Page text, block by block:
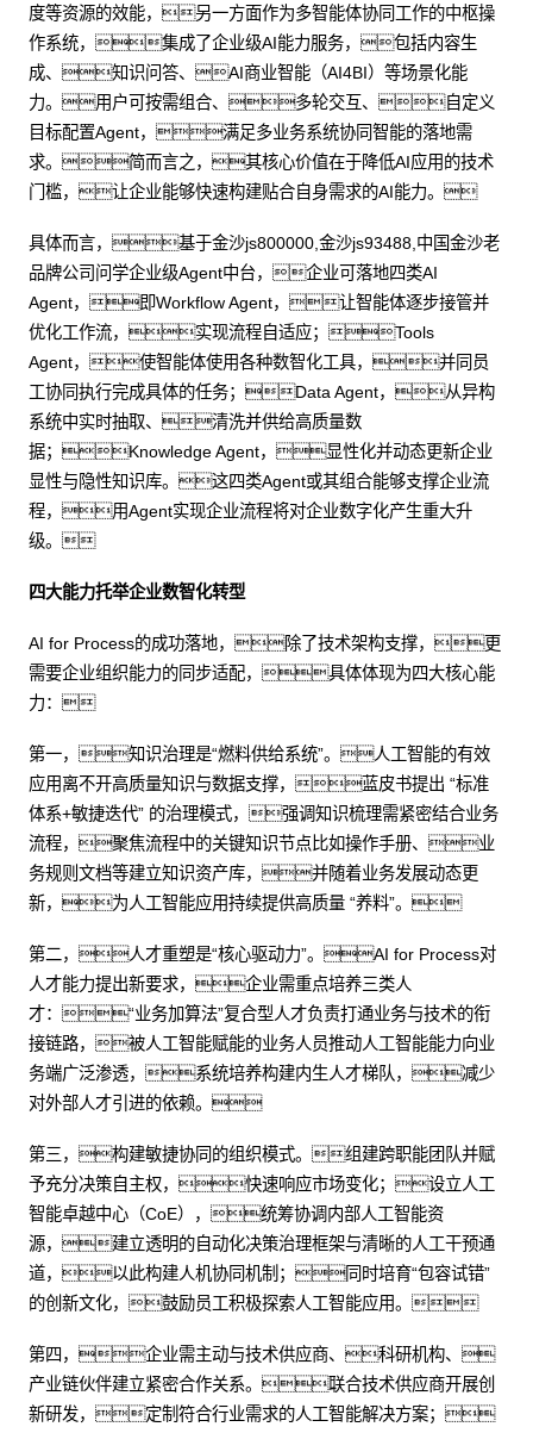
度等资源的效能，另一方面作为多智能体协同工作的中枢操
作系统，集成了企业级AI能力服务，包括内容生
成、知识问答、AI商业智能（AI4BI）等场景化能
力。用户可按需组合、多轮交互、自定义
目标配置Agent，满足多业务系统协同智能的落地需
求。简而言之，其核心价值在于降低AI应用的技术
门槛，让企业能够快速构建贴合自身需求的AI能力。
具体而言，基于金沙js800000,金沙js93488,中国金沙老
品牌公司问学企业级Agent中台，企业可落地四类AI
Agent，即Workflow Agent，让智能体逐步接管并
优化工作流，实现流程自适应；Tools
Agent，使智能体使用各种数智化工具，并同员
工协同执行完成具体的任务；Data Agent，从异构
系统中实时抽取、清洗并供给高质量数
据；Knowledge Agent，显性化并动态更新企业
显性与隐性知识库。这四类Agent或其组合能够支撑企业流
程，用Agent实现企业流程将对企业数字化产生重大升
级。
四大能力托举企业数智化转型
AI for Process的成功落地，除了技术架构支撑，更
需要企业组织能力的同步适配，具体体现为四大核心能
力：
第一，知识治理是“燃料供给系统”。人工智能的有效
应用离不开高质量知识与数据支撑，蓝皮书提出 “标准
体系+敏捷迭代” 的治理模式，强调知识梳理需紧密结合业务
流程，聚焦流程中的关键知识节点比如操作手册、业
务规则文档等建立知识资产库，并随着业务发展动态更
新，为人工智能应用持续提供高质量 “养料”。
第二，人才重塑是“核心驱动力”。AI for Process对
人才能力提出新要求，企业需重点培养三类人
才：“业务加算法”复合型人才负责打通业务与技术的衔
接链路，被人工智能赋能的业务人员推动人工智能能力向业
务端广泛渗透，系统培养构建内生人才梯队，减少
对外部人才引进的依赖。
第三，构建敏捷协同的组织模式。组建跨职能团队并赋
予充分决策自主权，快速响应市场变化；设立人工
智能卓越中心（CoE），统筹协调内部人工智能资
源，建立透明的自动化决策治理框架与清晰的人工干预通
道，以此构建人机协同机制；同时培育“包容试错”
的创新文化，鼓励员工积极探索人工智能应用。
第四，企业需主动与技术供应商、科研机构、
产业链伙伴建立紧密合作关系。联合技术供应商开展创
新研发，定制符合行业需求的人工智能解决方案；